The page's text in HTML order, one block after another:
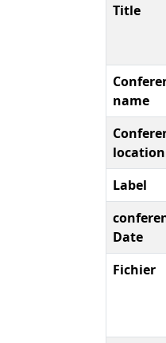
Title
name
location
Label
Date
Fichier